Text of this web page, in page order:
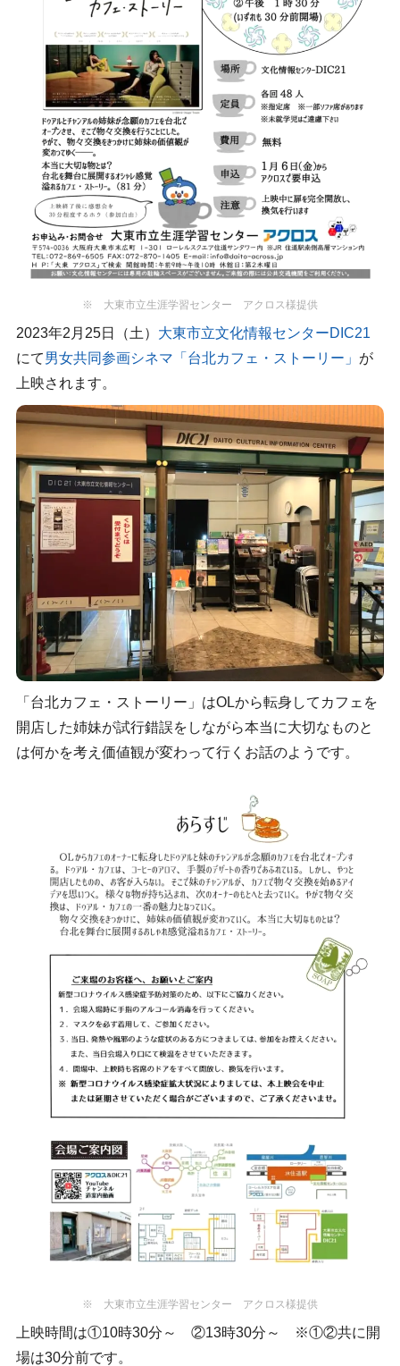
※ 大東市立生涯学習センター アクロス様提供
2023年2月25日（土） 大東市立文化情報センターDIC21
にて男女共同参画シネマ「台北カフェ・ストーリー」 が
上映されます。
「台北カフェ・ストーリー」はOLから転身してカフェを
開店した姉妹が試行錯誤をしながら本当に大切なものと
は何かを考え価値観が変わって行くお話のようです。
※ 大東市立生涯学習センター アクロス様提供
上映時間は①10時30分～ ②13時30分～ ※①②共に開
場は30分前です。